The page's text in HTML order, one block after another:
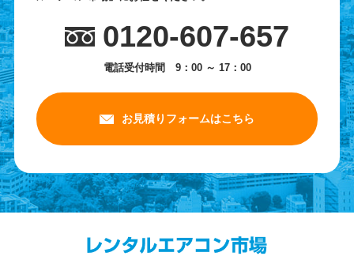
0120-607-657
電話受付時間 9：00 ～ 17：00
お見積りフォームはこちら